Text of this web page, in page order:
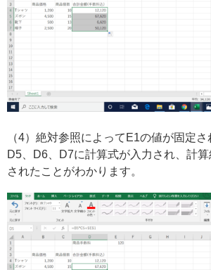
（4）絶対参照によってE1の値が固定
D5、D6、D7に計算式が入力され、計
されたことがわかります。